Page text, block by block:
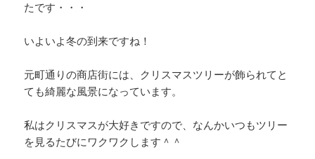
たです・・・
いよいよ冬の到来ですね！
元町通りの商店街には、クリスマスツリーが飾られてと
ても綺麗な風景になっています。
私はクリスマスが大好きですので、なんかいつもツリー
を見るたびにワクワクします＾＾